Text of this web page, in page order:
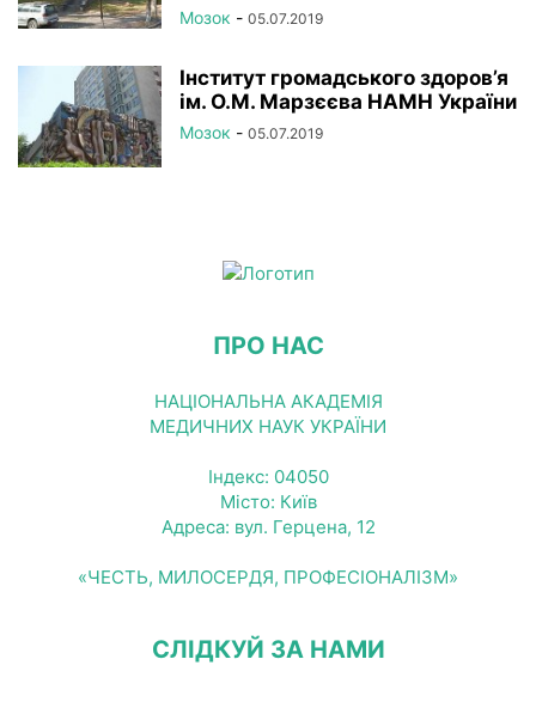
Мозок - 05.07.2019
Інститут громадського здоров’я
ім. О.М. Марзєєва НАМН України
Мозок - 05.07.2019
ПРО НАС
НАЦІОНАЛЬНА АКАДЕМІЯ
МЕДИЧНИХ НАУК УКРАЇНИ
Індекс: 04050
Місто: Київ
Адреса: вул. Герцена, 12
«ЧЕСТЬ, МИЛОСЕРДЯ, ПРОФЕСІОНАЛІЗМ»
СЛІДКУЙ ЗА НАМИ